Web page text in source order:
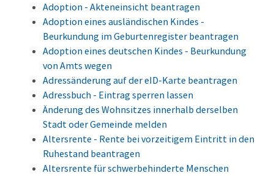
Adoption - Akteneinsicht beantragen
Adoption eines ausländischen Kindes -
Beurkundung im Geburtenregister beantragen
Adoption eines deutschen Kindes - Beurkundung
von Amts wegen
Adressänderung auf der eID-Karte beantragen
Adressbuch - Eintrag sperren lassen
Änderung des Wohnsitzes innerhalb derselben
Stadt oder Gemeinde melden
Altersrente - Rente bei vorzeitigem Eintritt in den
Ruhestand beantragen
Altersrente für schwerbehinderte Menschen